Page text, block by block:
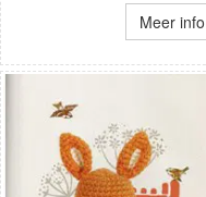
Meer info